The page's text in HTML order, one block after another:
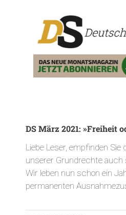
DS März 2021: »Freiheit
Liebe Leser, empfinden Sie
unserer Grundrechte auch
Wir leben nun schon ein
permanenten